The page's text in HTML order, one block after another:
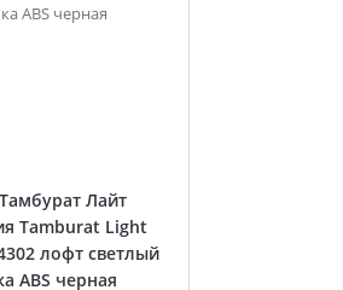
Лайт
Tamburat Light
лофт светлый
ABS черная